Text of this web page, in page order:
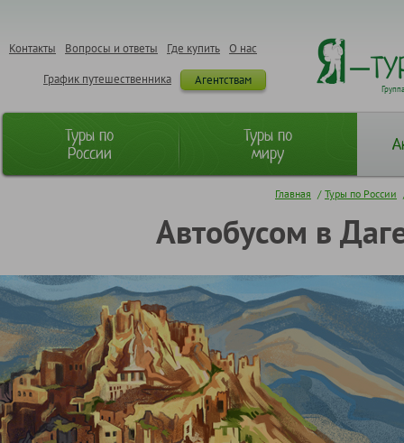
О нас
Где купить
Вопросы и ответы
Контакты
Агентствам
График путешественника
Туры по
России
Туры по
миру
Главная / Туры по России
Автобусом в